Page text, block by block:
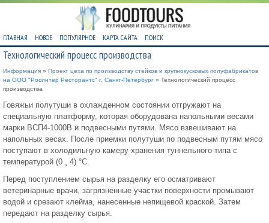
ГЛАВНАЯ НОВОЕ ПОПУЛЯРНОЕ КАРТА САЙТА ПОИСК
Технологический процесс производства
Информация » Проект цеха по производству стейков и крупнокусковых полуфабрикатов
на ООО "Росинтер Ресторантс" г. Санкт-Петербург » Технологический процесс
производства
Говяжьи полутуши в охлажденном состоянии отгружают на
специальную платформу, которая оборудована напольными весами
марки ВСП4-1000В и подвесными путями. Мясо взвешивают на
напольных весах. После приемки полутуши по подвесным путям мясо
поступают в холодильную камеру хранения туннельного типа с
температурой (0 ¸ 4) °С.
Перед поступлением сырья на разделку его осматривают
ветеринарные врачи, загрязненные участки поверхности промывают
водой и срезают клейма, нанесенные непищевой краской. Затем
передают на разделку сырья.